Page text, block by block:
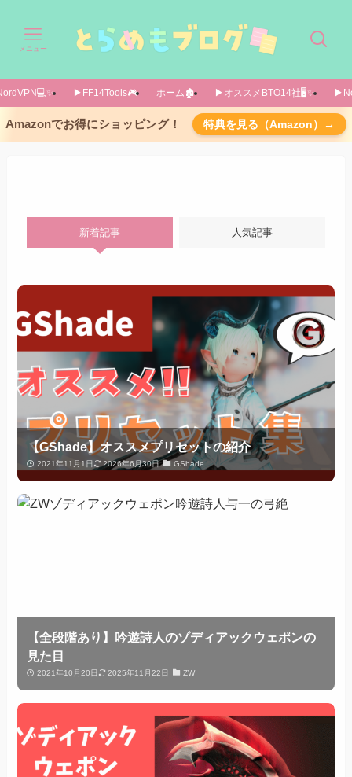
メニュー
▶FF14Tools🎮️ ホーム🏚️ ▶オススメBTO14社🖥️✨️
Amazonでお得にショッピング！ 特典を見る（Amazon）→
新着記事 人気記事
【GShade】オススメプリセットの紹介
2021年11月1日 2026年6月30日 GShade
【全段階あり】吟遊詩人のゾディアックウェポンの
見た目
2021年10月20日 2025年11月22日 ZW